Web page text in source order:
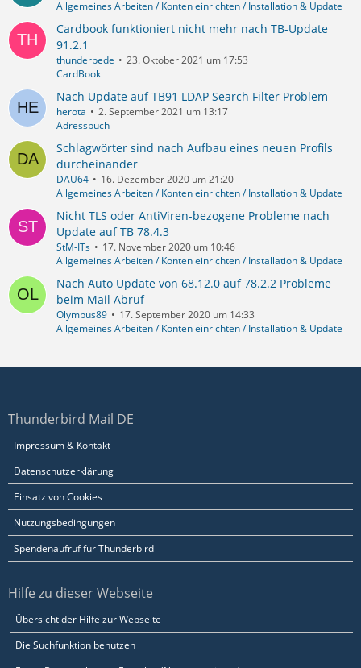
Allgemeines Arbeiten / Konten einrichten / Installation & Update
Cardbook funktioniert nicht mehr nach TB-Update
91.2.1
thunderpede
23. Oktober 2021 um 17:53
CardBook
Nach Update auf TB91 LDAP Search Filter Problem
herota
2. September 2021 um 13:17
Adressbuch
Schlagwörter sind nach Aufbau eines neuen Profils
durcheinander
DAU64
16. Dezember 2020 um 21:20
Allgemeines Arbeiten / Konten einrichten / Installation & Update
Nicht TLS oder AntiViren-bezogene Probleme nach
Update auf TB 78.4.3
StM-ITs
17. November 2020 um 10:46
Allgemeines Arbeiten / Konten einrichten / Installation & Update
Nach Auto Update von 68.12.0 auf 78.2.2 Probleme
beim Mail Abruf
Olympus89
17. September 2020 um 14:33
Allgemeines Arbeiten / Konten einrichten / Installation & Update
Thunderbird Mail DE
Impressum & Kontakt
Datenschutzerklärung
Einsatz von Cookies
Nutzungsbedingungen
Spendenaufruf für Thunderbird
Hilfe zu dieser Webseite
Übersicht der Hilfe zur Webseite
Die Suchfunktion benutzen